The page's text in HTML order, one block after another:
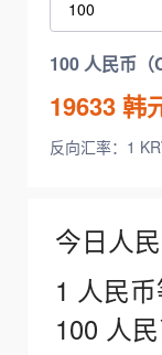
100 人民币（
19633韩
反向汇率：1
今日人
1 人民
100 人